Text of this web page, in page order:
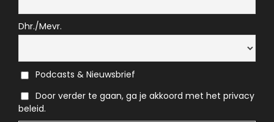
Dhr./Mevr.
Podcasts & Nieuwsbrief
Door verder te gaan, ga je akkoord met het privacy
beleid.